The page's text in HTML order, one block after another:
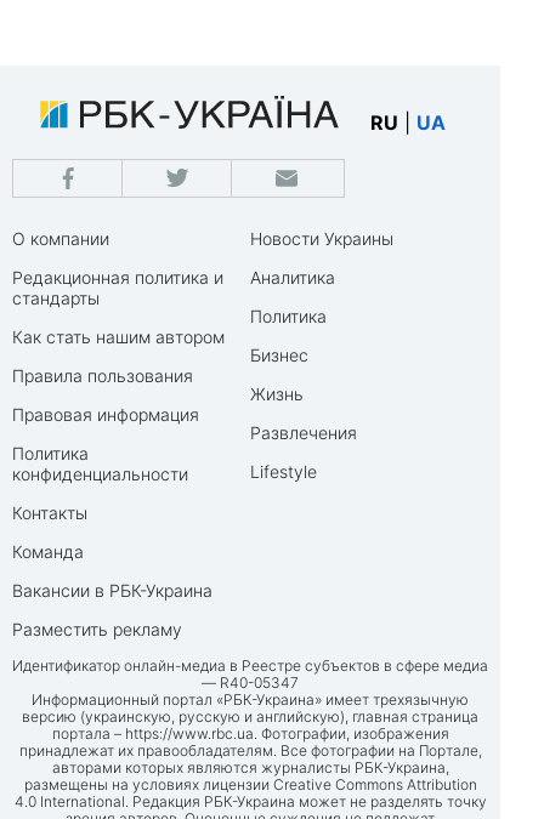
RU UA
О компании
Редакционная политика и
стандарты
Как стать нашим автором
Правила пользования
Правовая информация
Политика
конфиденциальности
Контакты
Команда
Вакансии в РБК-Украина
Разместить рекламу
Новости Украины
Аналитика
Политика
Бизнес
Жизнь
Развлечения
Lifestyle
Идентификатор онлайн-медиа в Реестре субъектов в сфере медиа
— R40-05347
Информационный портал «РБК-Украина» имеет трехязычную
версию (украинскую, русскую и английскую), главная страница
портала – https://www.rbc.ua. Фотографии, изображения
принадлежат их правообладателям. Все фотографии на Портале,
авторами которых являются журналисты РБК-Украина,
размещены на условиях лицензии Creative Commons Attribution
4.0 International. Редакция РБК-Украина может не разделять точку